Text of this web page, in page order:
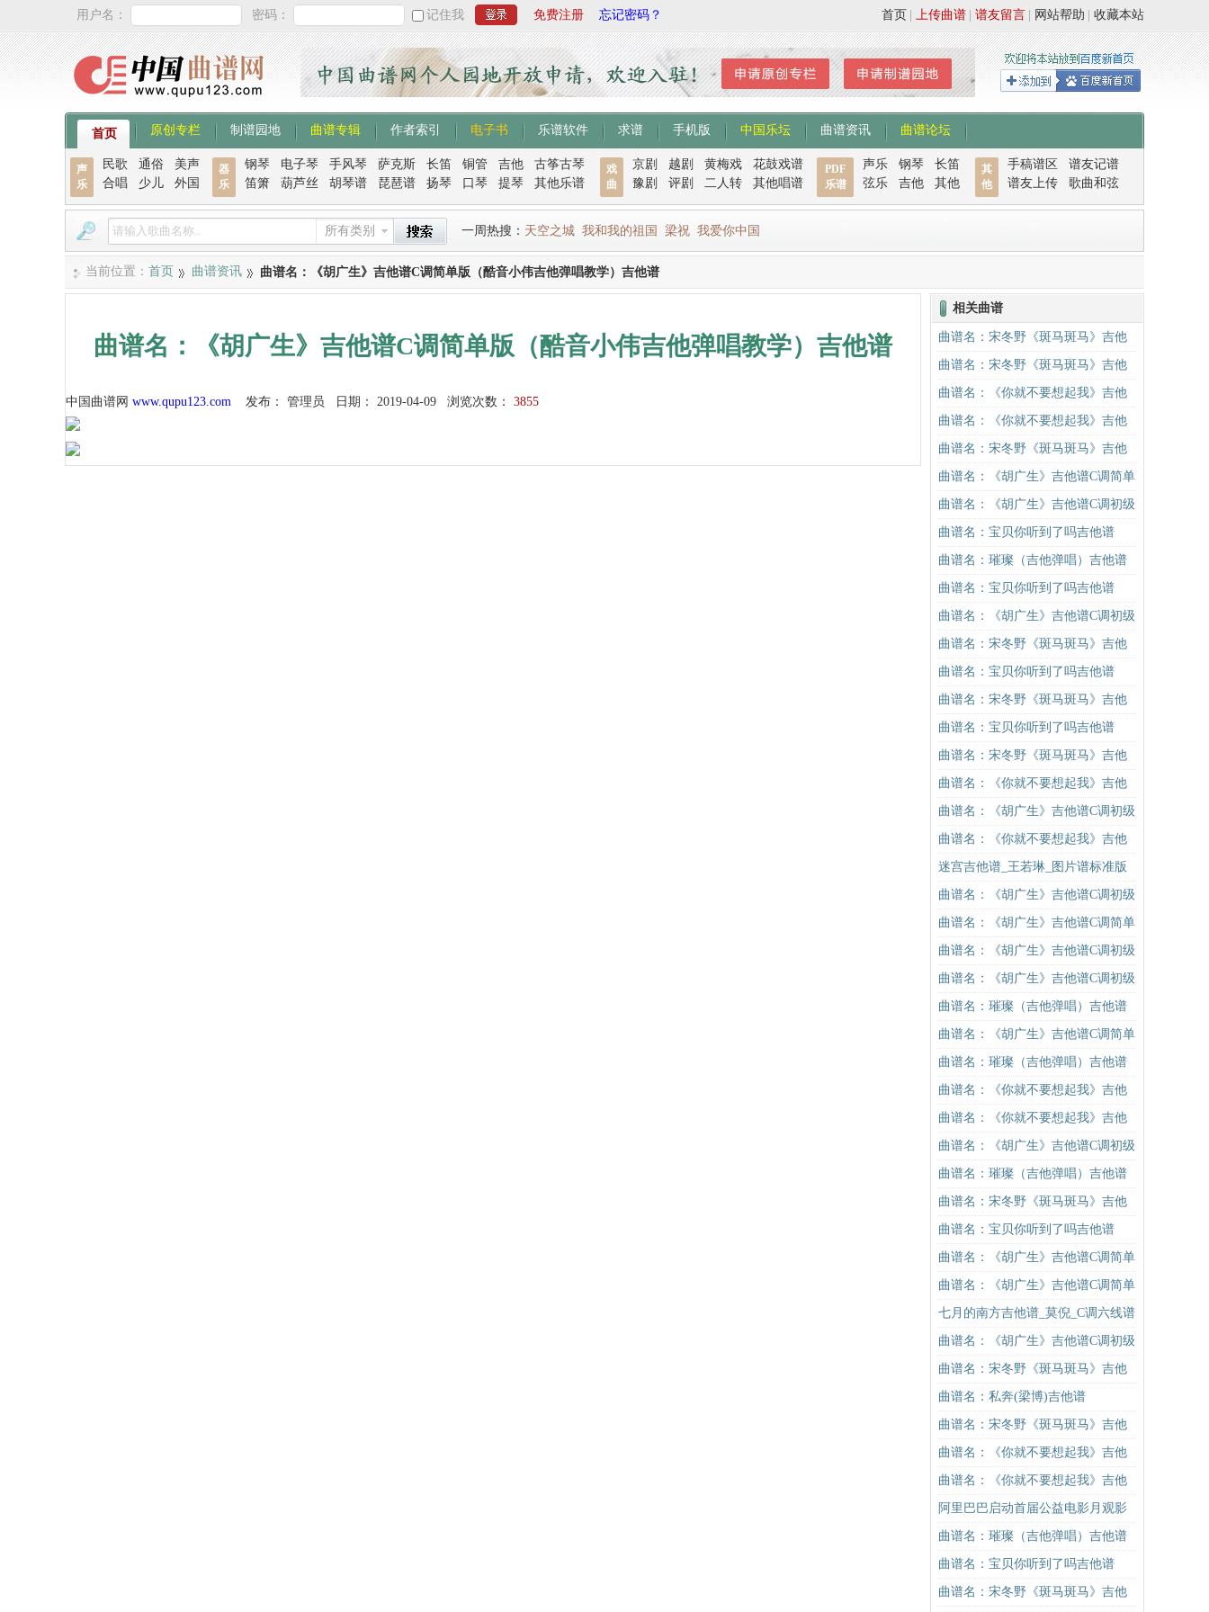
用户名： 密码： 记住我 免费注册 忘记密码？ 收藏本站
网站帮助
谱友留言
上传曲谱
首页
首页 原创专栏 制谱园地 曲谱专辑 作者索引 电子书 乐谱软件 求谱 手机版 中国乐坛 曲谱资讯 曲谱论坛
声
乐
民歌 通俗
美声
合唱
少儿 外国
器
乐
钢琴 电子琴 手风琴 萨克斯 长笛 铜管 吉他
古筝古琴
笛箫
葫芦丝 胡琴谱 琵琶谱 扬琴 口琴 提琴 其他乐谱
戏
曲
京剧 越剧 黄梅戏
花鼓戏谱
豫剧
评剧 二人转 其他唱谱
PDF
乐谱
声乐 钢琴
长笛
弦乐
吉他 其他
其
他
手稿谱区
谱友记谱
谱友上传
歌曲和弦
所有类别 一周热搜： 天空之城 我和我的祖国 梁祝 我爱你中国
当前位置： 首页 曲谱资讯 曲谱名：《胡广生》吉他谱C调简单版（酷音小伟吉他弹唱教学）吉他谱
曲谱名：《胡广生》吉他谱C调简单版（酷音小伟吉他弹唱教学）吉他谱
中国曲谱网 www.qupu123.com 发布： 管理员 日期： 2019-04-09 浏览次数： 3855
相关曲谱
曲谱名：宋冬野《斑马斑马》吉他
谱C调简单版（酷音小伟吉他教学）
吉他谱
曲谱名：宋冬野《斑马斑马》吉他
谱C调简单版（酷音小伟吉他教学）
吉他谱
曲谱名：《你就不要想起我》吉他
谱C调简单版吉他谱
曲谱名：《你就不要想起我》吉他
谱C调简单版吉他谱
曲谱名：宋冬野《斑马斑马》吉他
谱C调简单版（酷音小伟吉他教学）
吉他谱
曲谱名：《胡广生》吉他谱C调简单
版（酷音小伟吉他弹唱教学）吉他
谱
曲谱名：《胡广生》吉他谱C调初级
进阶版（酷音小伟吉他弹唱教学）
吉他谱
曲谱名：宝贝你听到了吗吉他谱
曲谱名：璀璨（吉他弹唱）吉他谱
曲谱名：宝贝你听到了吗吉他谱
曲谱名：《胡广生》吉他谱C调初级
进阶版（酷音小伟吉他弹唱教学）
吉他谱
曲谱名：宋冬野《斑马斑马》吉他
谱C调简单版（酷音小伟吉他教学）
吉他谱
曲谱名：宝贝你听到了吗吉他谱
曲谱名：宋冬野《斑马斑马》吉他
谱C调简单版（酷音小伟吉他教学）
吉他谱
曲谱名：宝贝你听到了吗吉他谱
曲谱名：宋冬野《斑马斑马》吉他
谱C调简单版（酷音小伟吉他教学）
吉他谱
曲谱名：《你就不要想起我》吉他
谱C调简单版吉他谱
曲谱名：《胡广生》吉他谱C调初级
进阶版（酷音小伟吉他弹唱教学）
吉他谱
曲谱名：《你就不要想起我》吉他
谱C调简单版吉他谱
迷宫吉他谱_王若琳_图片谱标准版
曲谱名：《胡广生》吉他谱C调初级
进阶版（酷音小伟吉他弹唱教学）
吉他谱
曲谱名：《胡广生》吉他谱C调简单
版（酷音小伟吉他弹唱教学）吉他
谱
曲谱名：《胡广生》吉他谱C调初级
进阶版（酷音小伟吉他弹唱教学）
吉他谱
曲谱名：《胡广生》吉他谱C调初级
进阶版（酷音小伟吉他弹唱教学）
吉他谱
曲谱名：璀璨（吉他弹唱）吉他谱
曲谱名：《胡广生》吉他谱C调简单
版（酷音小伟吉他弹唱教学）吉他
谱
曲谱名：璀璨（吉他弹唱）吉他谱
曲谱名：《你就不要想起我》吉他
谱C调简单版吉他谱
曲谱名：《你就不要想起我》吉他
谱C调简单版吉他谱
曲谱名：《胡广生》吉他谱C调初级
进阶版（酷音小伟吉他弹唱教学）
吉他谱
曲谱名：璀璨（吉他弹唱）吉他谱
曲谱名：宋冬野《斑马斑马》吉他
谱G调初级进阶版（酷音小伟吉他教
学）吉他谱
曲谱名：宝贝你听到了吗吉他谱
曲谱名：《胡广生》吉他谱C调简单
版（酷音小伟吉他弹唱教学）吉他
谱
曲谱名：《胡广生》吉他谱C调简单
版（酷音小伟吉他弹唱教学）吉他
谱
七月的南方吉他谱_莫倪_C调六线谱
完整版
曲谱名：《胡广生》吉他谱C调初级
进阶版（酷音小伟吉他弹唱教学）
吉他谱
曲谱名：宋冬野《斑马斑马》吉他
谱C调简单版（酷音小伟吉他教学）
吉他谱
曲谱名：私奔(梁博)吉他谱
曲谱名：宋冬野《斑马斑马》吉他
谱C调简单版（酷音小伟吉他教学）
吉他谱
曲谱名：《你就不要想起我》吉他
谱C调简单版吉他谱
曲谱名：《你就不要想起我》吉他
谱C调简单版吉他谱
阿里巴巴启动首届公益电影月观影
即公益
曲谱名：璀璨（吉他弹唱）吉他谱
曲谱名：宝贝你听到了吗吉他谱
曲谱名：宋冬野《斑马斑马》吉他